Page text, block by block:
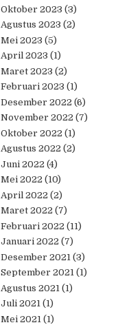
Oktober 2023 (3)
Agustus 2023 (2)
Mei 2023 (5)
April 2023 (1)
Maret 2023 (2)
Februari 2023 (1)
Desember 2022 (6)
November 2022 (7)
Oktober 2022 (1)
Agustus 2022 (2)
Juni 2022 (4)
Mei 2022 (10)
April 2022 (2)
Maret 2022 (7)
Februari 2022 (11)
Januari 2022 (7)
Desember 2021 (3)
September 2021 (1)
Agustus 2021 (1)
Juli 2021 (1)
Mei 2021 (1)